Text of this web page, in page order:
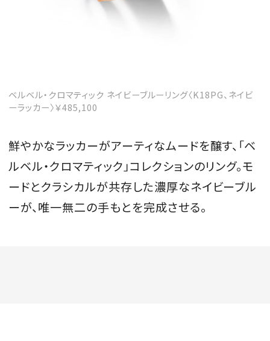
ベルベル・クロマティック ネイビーブルーリング〈K18PG、ネイビ
ーラッカー〉￥485,100
鮮やかなラッカーがアーティなムードを醸す、「ベ
ルベル・クロマティック」コレクションのリング。モ
ードとクラシカルが共存した濃厚なネイビーブル
ーが、唯一無二の手もとを完成させる。